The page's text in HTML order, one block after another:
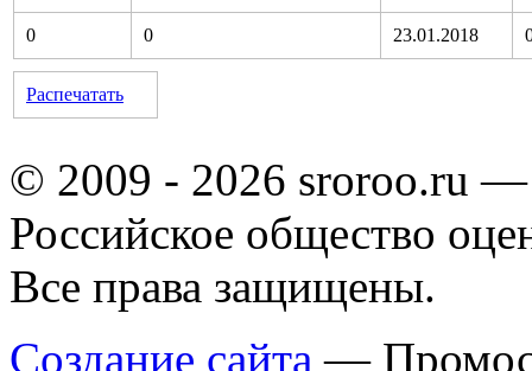
0 0 23.01.2018
Распечатать
© 2009 - 2026 sroroo.ru —
Российское общество
Все права защищены.
Создание сайта —